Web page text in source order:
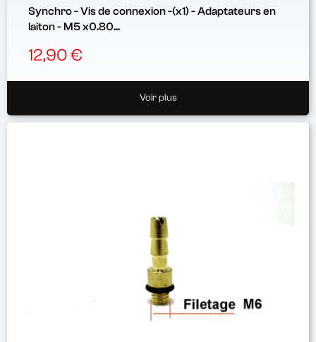
Synchro - Vis de connexion -(x1) - Adaptateurs en
laiton - M5 x0.80...
12,90 €
Voir plus